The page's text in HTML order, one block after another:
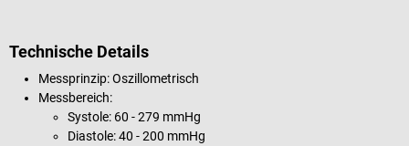
Technische Details
Messprinzip: Oszillometrisch
Messbereich:
Systole: 60 - 279 mmHg
Diastole: 40 - 200 mmHg